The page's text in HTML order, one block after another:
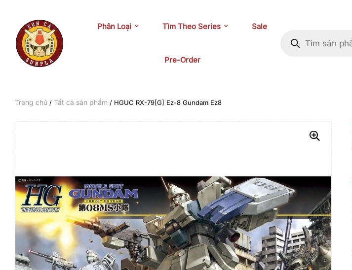
Phân Loại Tìm Theo Series Sale
Pre-Order
Trang chủ / Tất cả sản phẩm / HGUC RX-79[G] Ez-8 Gundam Ez8